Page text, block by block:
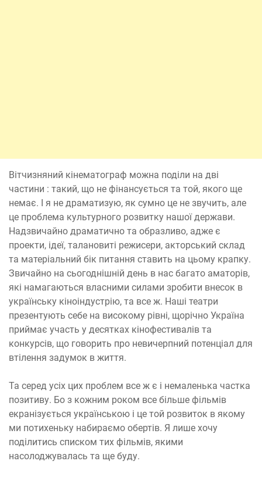
Вітчизняний кінематограф можна поділи на дві
частини : такий, що не фінансується та той, якого ще
немає. І я не драматизую, як сумно це не звучить, але
це проблема культурного розвитку нашої держави.
Надзвичайно драматично та образливо, адже є
проекти, ідеї, талановиті режисери, акторський склад
та матеріальний бік питання ставить на цьому крапку.
Звичайно на сьогоднішній день в нас багато аматорів,
які намагаються власними силами зробити внесок в
українську кіноіндустрію, та все ж. Наші театри
презентують себе на високому рівні, щорічно Україна
приймає участь у десятках кінофестивалів та
конкурсів, що говорить про невичерпний потенціал для
втілення задумок в життя.
Та серед усіх цих проблем все ж є і немаленька частка
позитиву. Бо з кожним роком все більше фільмів
екранізується українською і це той розвиток в якому
ми потихеньку набираємо обертів. Я лише хочу
поділитись списком тих фільмів, якими
насолоджувалась та ще буду.